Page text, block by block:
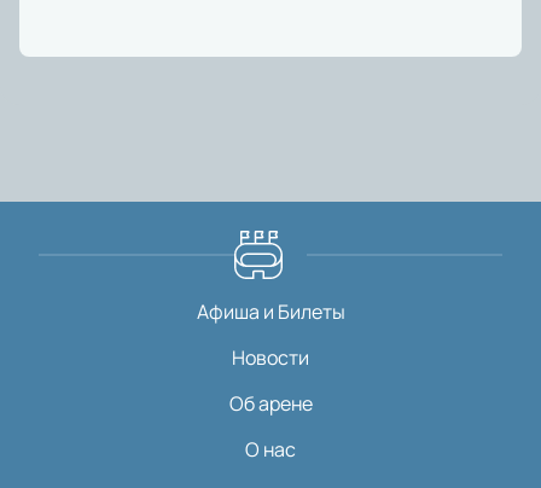
Афиша и Билеты
Новости
Об арене
О нас